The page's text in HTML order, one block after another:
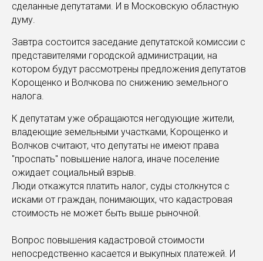
сделанные депутатами. И в Московскую областную
думу.
Завтра состоится заседание депутатской комиссии с
представителями городской администрации, на
котором будут рассмотрены предложения депутатов
Корощенко и Волчкова по снижению земельного
налога.
К депутатам уже обращаются негодующие жители,
владеющие земельными участками, Корощенко и
Волчков считают, что депутаты не имеют права
"проспать" повышение налога, иначе поселение
ожидает социальный взрыв.
Люди откажутся платить налог, суды столкнутся с
исками от граждан, понимающих, что кадастровая
стоимость не может быть выше рыночной.
Вопрос повышения кадастровой стоимости
непосредственно касается и выкупных платежей. И